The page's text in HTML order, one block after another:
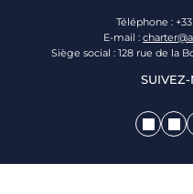
Téléphone :
E-mail :
Siège social : 128 rue de la